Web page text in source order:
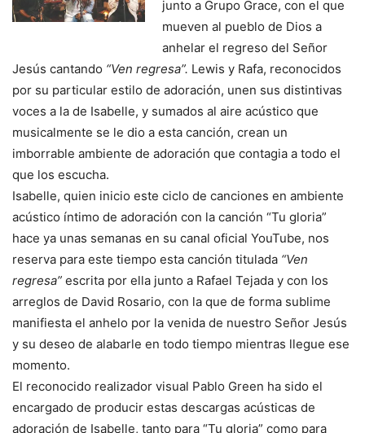
junto a Grupo Grace, con el que
mueven al pueblo de Dios a
anhelar el regreso del Señor
Jesús cantando “Ven regresa”. Lewis y Rafa, reconocidos
por su particular estilo de adoración, unen sus distintivas
voces a la de Isabelle, y sumados al aire acústico que
musicalmente se le dio a esta canción, crean un
imborrable ambiente de adoración que contagia a todo el
que los escucha.
Isabelle, quien inicio este ciclo de canciones en ambiente
acústico íntimo de adoración con la canción “Tu gloria”
hace ya unas semanas en su canal oficial YouTube, nos
reserva para este tiempo esta canción titulada “Ven
regresa” escrita por ella junto a Rafael Tejada y con los
arreglos de David Rosario, con la que de forma sublime
manifiesta el anhelo por la venida de nuestro Señor Jesús
y su deseo de alabarle en todo tiempo mientras llegue ese
momento.
El reconocido realizador visual Pablo Green ha sido el
encargado de producir estas descargas acústicas de
adoración de Isabelle, tanto para “Tu gloria” como para